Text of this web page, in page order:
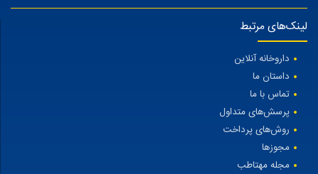
لینک‌های مرتبط
داروخانه آنلاین
داستان ما
تماس با ما
پرسش‌های متداول
روش‌های پرداخت
مجوزها
مجله مهتاطب